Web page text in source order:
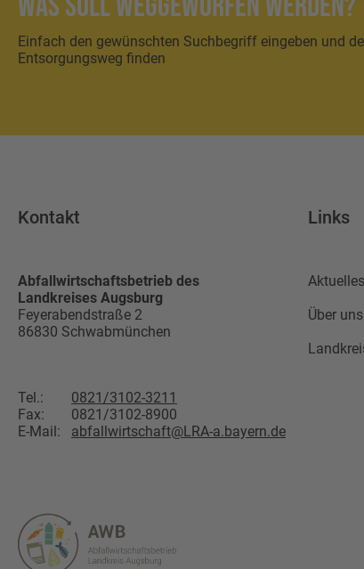
Einfach den gewünschten Suchbegriff eingeben und
Entsorgungsweg finden
Kontakt
Abfallwirtschaftsbetrieb des
Landkreises Augsburg
Feyerabendstraße 2
86830 Schwabmünchen
Tel.:
0821/3102-3211
Fax:
0821/3102-8900
E-Mail:
abfallwirtschaft@LRA-a.bayern.de
Links
Aktuelles
Über uns